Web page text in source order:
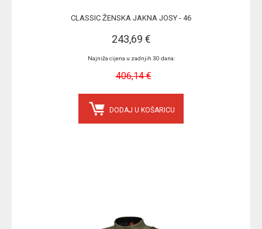
CLASSIC ŽENSKA JAKNA JOSY - 46
243,69 €
Najniža cijena u zadnjih 30 dana:
406,14 €
DODAJ U KOŠARICU